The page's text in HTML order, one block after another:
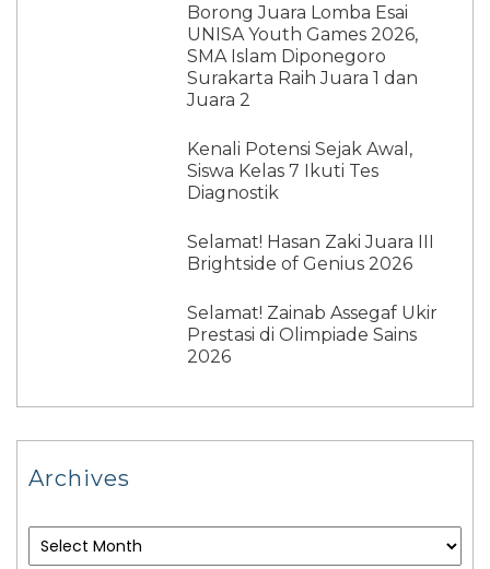
Borong Juara Lomba Esai
UNISA Youth Games 2026,
SMA Islam Diponegoro
Surakarta Raih Juara 1 dan
Juara 2
Kenali Potensi Sejak Awal,
Siswa Kelas 7 Ikuti Tes
Diagnostik
Selamat! Hasan Zaki Juara III
Brightside of Genius 2026
Selamat! Zainab Assegaf Ukir
Prestasi di Olimpiade Sains
2026
Archives